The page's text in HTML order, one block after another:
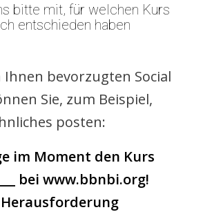
bitte mit, für welchen Kurs
entschieden haben
bevorzugten Social
Sie, zum Beispiel,
posten:
im Moment den Kurs
bei www.bbnbi.org!